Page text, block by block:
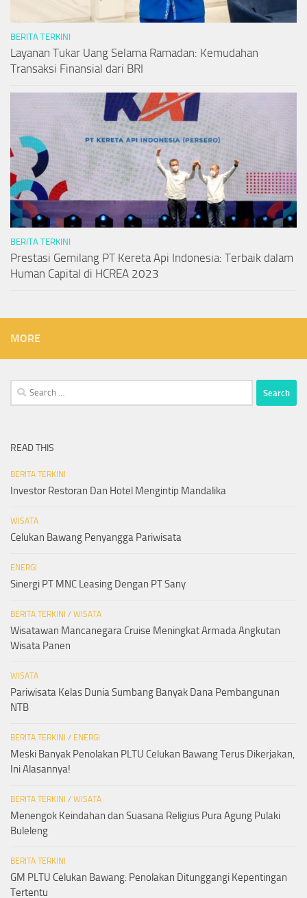
BERITA TERKINI
Layanan Tukar Uang Selama Ramadan: Kemudahan
Transaksi Finansial dari BRI
BERITA TERKINI
Prestasi Gemilang PT Kereta Api Indonesia: Terbaik dalam
Human Capital di HCREA 2023
MORE
Search
for:
READ THIS
BERITA TERKINI
Investor Restoran Dan Hotel Mengintip Mandalika
WISATA
Celukan Bawang Penyangga Pariwisata
ENERGI
Sinergi PT MNC Leasing Dengan PT Sany
BERITA TERKINI / WISATA
Wisatawan Mancanegara Cruise Meningkat Armada Angkutan
Wisata Panen
WISATA
Pariwisata Kelas Dunia Sumbang Banyak Dana Pembangunan
NTB
BERITA TERKINI / ENERGI
Meski Banyak Penolakan PLTU Celukan Bawang Terus Dikerjakan,
Ini Alasannya!
BERITA TERKINI / WISATA
Menengok Keindahan dan Suasana Religius Pura Agung Pulaki
Buleleng
BERITA TERKINI
GM PLTU Celukan Bawang: Penolakan Ditunggangi Kepentingan
Tertentu